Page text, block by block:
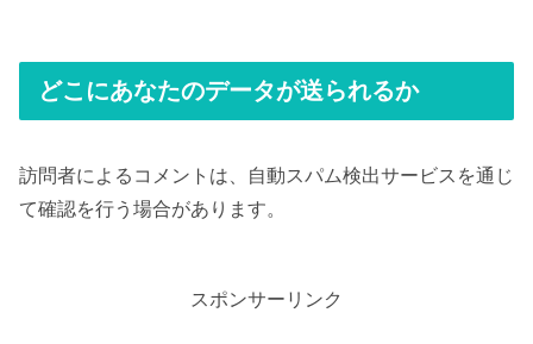
どこにあなたのデータが送られるか
訪問者によるコメントは、自動スパム検出サービスを通じ
て確認を行う場合があります。
スポンサーリンク